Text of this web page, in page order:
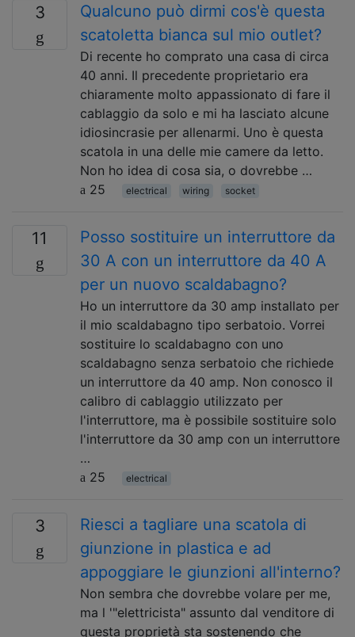
3
Qualcuno può dirmi cos'è questa
scatoletta bianca sul mio outlet?
Di recente ho comprato una casa di circa
40 anni. Il precedente proprietario era
chiaramente molto appassionato di fare il
cablaggio da solo e mi ha lasciato alcune
idiosincrasie per allenarmi. Uno è questa
scatola in una delle mie camere da letto.
Non ho idea di cosa sia, o dovrebbe …
25
electrical wiring socket
11
Posso sostituire un interruttore da
30 A con un interruttore da 40 A
per un nuovo scaldabagno?
Ho un interruttore da 30 amp installato per
il mio scaldabagno tipo serbatoio. Vorrei
sostituire lo scaldabagno con uno
scaldabagno senza serbatoio che richiede
un interruttore da 40 amp. Non conosco il
calibro di cablaggio utilizzato per
l'interruttore, ma è possibile sostituire solo
l'interruttore da 30 amp con un interruttore
…
25
electrical
3
Riesci a tagliare una scatola di
giunzione in plastica e ad
appoggiare le giunzioni all'interno?
Non sembra che dovrebbe volare per me,
ma l '"elettricista" assunto dal venditore di
questa proprietà sta sostenendo che